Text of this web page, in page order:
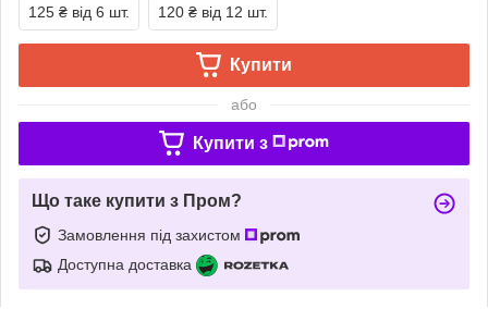
125 ₴ від 6 шт. 120 ₴ від 12 шт.
Купити
або
Купити з
Що таке купити з Пром?
Замовлення під захистом
Доступна доставка